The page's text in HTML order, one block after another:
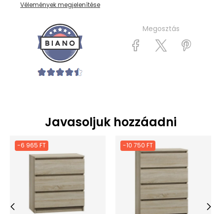
Vélemények megjelenítése
Megosztás
Javasoljuk hozzáadni
-6 965 FT -10 750 FT